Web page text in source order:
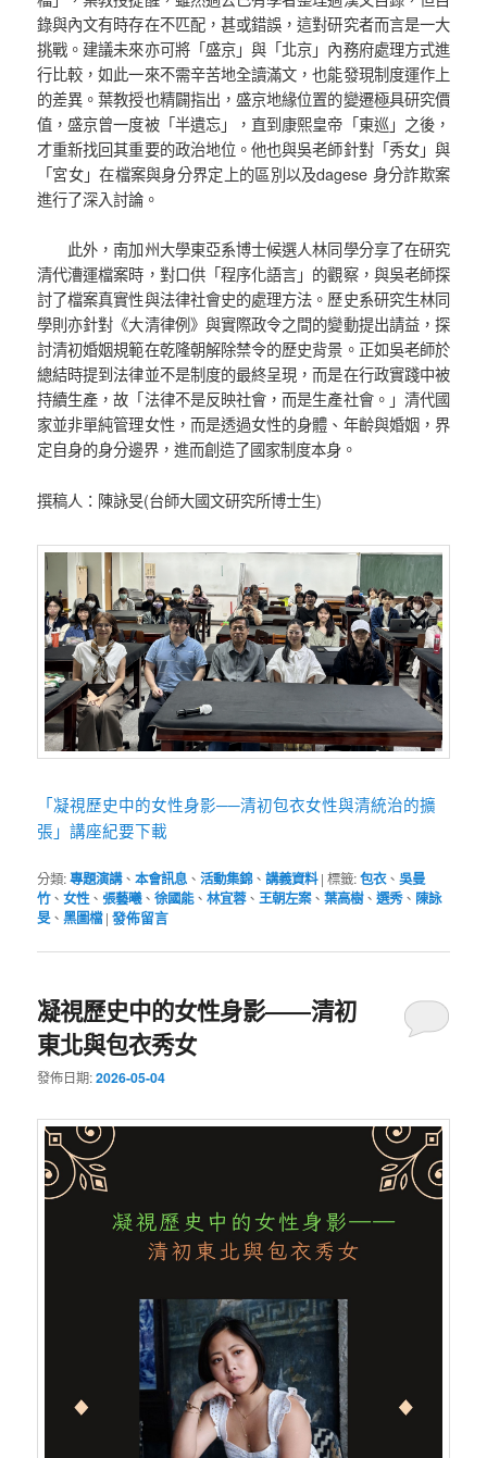
錄與內文有時存在不匹配，甚或錯誤，這對研究者而言是一大
挑戰。建議未來亦可將「盛京」與「北京」內務府處理方式進
行比較，如此一來不需辛苦地全讀滿文，也能發現制度運作上
的差異。葉教授也精闢指出，盛京地緣位置的變遷極具研究價
值，盛京曾一度被「半遺忘」，直到康熙皇帝「東巡」之後，
才重新找回其重要的政治地位。他也與吳老師針對「秀女」與
「宮女」在檔案與身分界定上的區別以及dagese 身分詐欺案
進行了深入討論。
此外，南加州大學東亞系博士候選人林同學分享了在研究
清代漕運檔案時，對口供「程序化語言」的觀察，與吳老師探
討了檔案真實性與法律社會史的處理方法。歷史系研究生林同
學則亦針對《大清律例》與實際政令之間的變動提出請益，探
討清初婚姻規範在乾隆朝解除禁令的歷史背景。正如吳老師於
總結時提到法律並不是制度的最終呈現，而是在行政實踐中被
持續生產，故「法律不是反映社會，而是生產社會。」清代國
家並非單純管理女性，而是透過女性的身體、年齡與婚姻，界
定自身的身分邊界，進而創造了國家制度本身。
撰稿人：陳詠旻(台師大國文研究所博士生)
「凝視歷史中的女性身影──清初包衣女性與清統治的擴
張」講座紀要下載
分類:專題演講、本會訊息 、活動集錦、講義資料 |標籤:包衣、吳曼
竹、女性 、張藝曦、徐國能、林宜蓉、王朝左案、葉高樹、選秀、 陳詠
旻、黑圖檔 |發佈留言
凝視歷史中的女性身影――清初
東北與包衣秀女
發佈日期:2026-05-04